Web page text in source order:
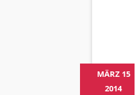
MÄRZ 15
2014